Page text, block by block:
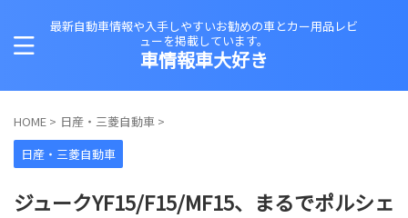
最新自動車情報や入手しやすいお勧めの車とカー用品レビ
ューを掲載しています。
車情報車大好き
HOME > 日産・三菱自動車 >
日産・三菱自動車
ジュークYF15/F15/MF15、まるでポルシェ